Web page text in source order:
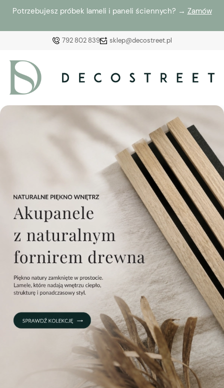
Potrzebujesz próbek lameli i paneli ściennych? → Zamów
792 802 839 sklep@decostreet.pl
Załóż konto
Wybierz coś dla siebie z naszej aktualnej oferty lub
zaloguj się, aby przywrócić dodane produkty do listy
z poprzedniej sesji.